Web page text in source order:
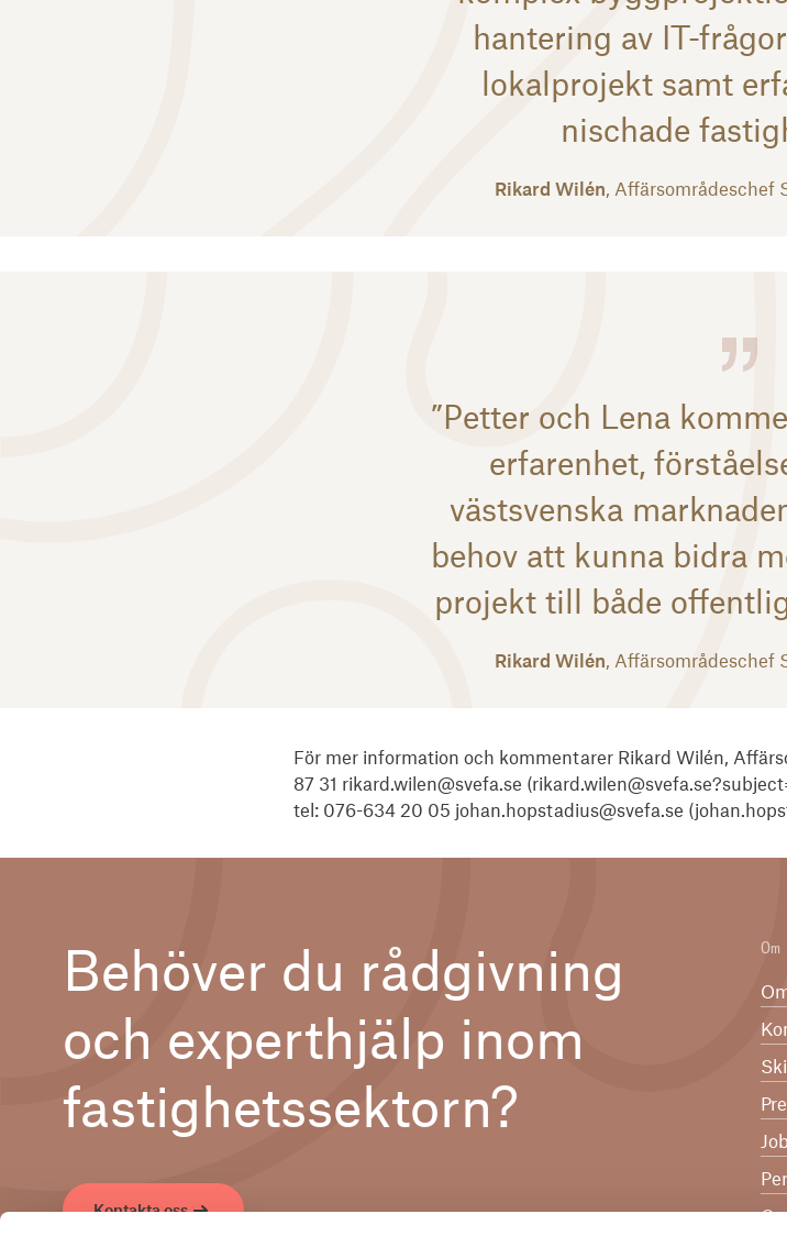
hantering av IT-
lokalprojekt samt
nischade
Rikard Wilén, Affärsområdeschef
”Petter och Lena
erfarenhet,
västsvenska
behov att kunna bidra
projekt till både
Rikard Wilén, Affärsområdeschef
För mer information och kommentarer Rikard Wilén,
87 31 rikard.wilen@svefa.se
tel: 076-634 20 05 johan.hopstadius@svefa.se
Behöver du rådgivning
och experthjälp inom
fastighetssektorn?
Kontakta oss